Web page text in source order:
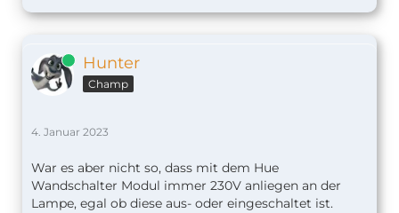
Online Hunter
Champ
4. Januar 2023
War es aber nicht so, dass mit dem Hue
Wandschalter Modul immer 230V anliegen an der
Lampe, egal ob diese aus- oder eingeschaltet ist.